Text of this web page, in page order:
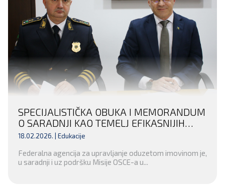
SPECIJALISTIČKA OBUKA I MEMORANDUM
O SARADNJI KAO TEMELJ EFIKASNIJIH
FINANSIJSKIH ISTRAGA U TUZLANSKOM
18.02.2026. | Edukacije
Federalna agencija za upravljanje oduzetom imovinom je,
u saradnji i uz podršku Misije OSCE-a u...